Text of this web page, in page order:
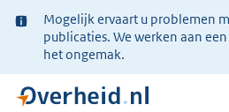
Ter
informatie:
Mogelijk ervaart u problemen
publicaties. We werken aan
het ongemak.